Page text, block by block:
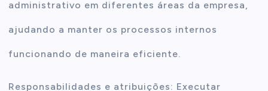
administrativo em diferentes áreas da empresa,
ajudando a manter os processos internos
funcionando de maneira eficiente.
Responsabilidades e atribuições: Executar